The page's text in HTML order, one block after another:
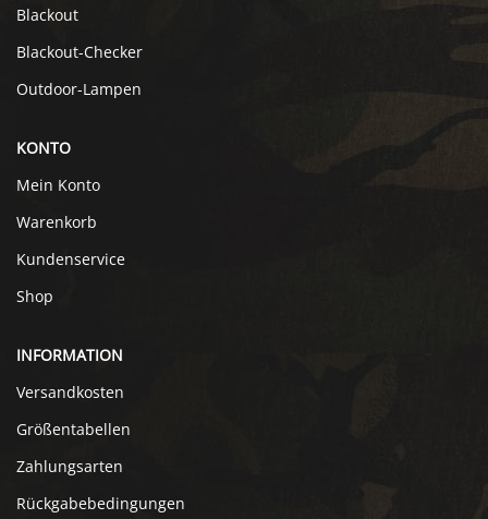
Blackout
Blackout-Checker
Outdoor-Lampen
KONTO
Mein Konto
Warenkorb
Kundenservice
Shop
INFORMATION
Versandkosten
Größentabellen
Zahlungsarten
Rückgabebedingungen